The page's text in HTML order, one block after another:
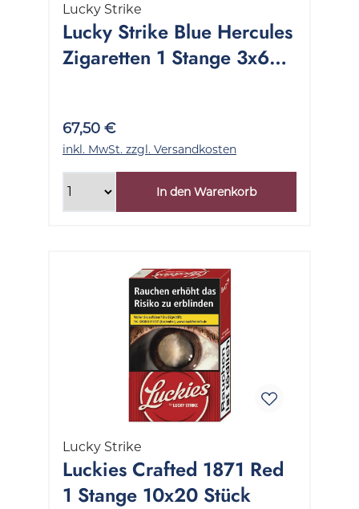
Lucky Strike
Lucky Strike Blue Hercules
Zigaretten 1 Stange 3x60
67,50 €
inkl. MwSt. zzgl. Versandkosten
In den Warenkorb
Lucky Strike
Luckies Crafted 1871 Red
1 Stange 10x20 Stück